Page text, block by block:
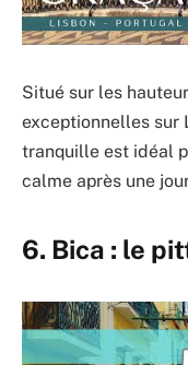
Situé sur les
exceptionnelles sur
tranquille est idéal
calme après une
6. Bica : le